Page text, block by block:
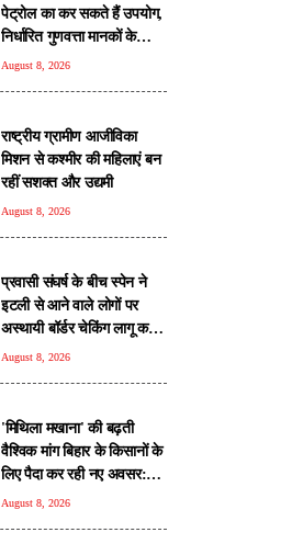
पेट्रोल का कर सकते हैं उपयोग,
निर्धारित गुणवत्ता मानकों के
अनुरूप है ईंधन: सरकार
August 8, 2026
राष्ट्रीय ग्रामीण आजीविका
मिशन से कश्मीर की महिलाएं बन
रहीं सशक्त और उद्यमी
August 8, 2026
प्रवासी संघर्ष के बीच स्पेन ने
इटली से आने वाले लोगों पर
अस्थायी बॉर्डर चेकिंग लागू करने
का किया ऐलान
August 8, 2026
'मिथिला मखाना' की बढ़ती
वैश्विक मांग बिहार के किसानों के
लिए पैदा कर रही नए अवसर:
पीयूष गोयल
August 8, 2026